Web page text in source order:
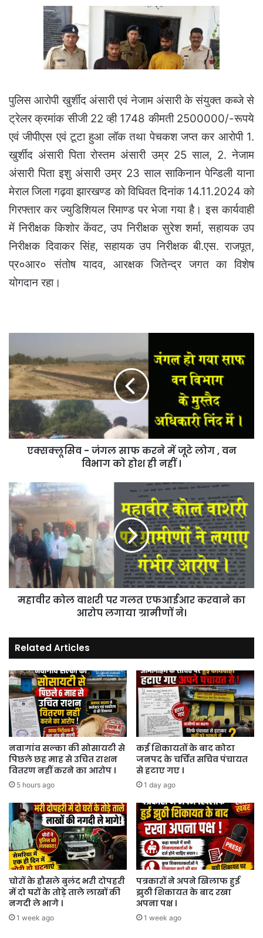
पुलिस आरोपी खुर्शीद अंसारी एवं नेजाम अंसारी के संयुक्त कब्जे से
ट्रेलर क्रमांक सीजी 22 व्ही 1748 कीमती 2500000/-रूपये
एवं जीपीएस एवं टूटा हुआ लॉक तथा पेचकश जप्त कर आरोपी 1.
खुर्शीद अंसारी पिता रोस्तम अंसारी उम्र 25 साल, 2. नेजाम
अंसारी पिता इशु अंसारी उम्र 23 साल साकिनान पेन्डिली याना
मेराल जिला गढ़वा झारखण्ड को विधिवत दिनांक 14.11.2024 को
गिरफ्तार कर ज्युडिशियल रिमाण्ड पर भेजा गया है।इस कार्यवाही
में निरीक्षक किशोर केंवट, उप निरीक्षक सुरेश शर्मा, सहायक उप
निरीक्षक दिवाकर सिंह, सहायक उप निरीक्षक बी.एस. राजपूत,
प्र०आर० संतोष यादव, आरक्षक जितेन्द्र जगत का विशेष
योगदान रहा।
जंगल
साफ
करने
में
जूटे
,
होश
ही
नहीं
एक्सक्लूसिव - जंगल साफ करने में जूटे लोग , वन
विभाग को होश ही नहीं ।
महावीर
कोल
वाशरी
पर
गलत
एफआईआर
करवाने
आरोप
लगाया
महावीर कोल वाशरी पर गलत एफआईआर करवाने का
आरोप लगाया ग्रामीणों ने।
Related Articles
नवागांव सल्का की सोसायटी से
पिछले छह माह से उचित राशन
वितरण नहीं करने का आरोप ।
5 hours ago
कई शिकायतों के बाद कोटा
जनपद के चर्चित सचिव पंचायत
से हटाए गए ।
1 day ago
चोरों के हौसले बुलंद भरी दोपहरी
में दो घरों के तोड़े ताले लाखों की
नगदी ले भागे ।
1 week ago
पत्रकारों ने अपने खिलाफ हुई
झुठी शिकायत के बाद रखा
अपना पक्ष ।
1 week ago